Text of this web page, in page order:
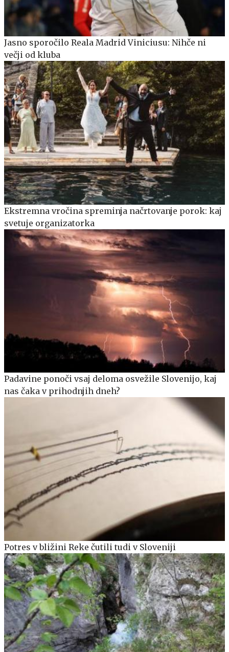
Jasno sporočilo Reala Madrid Viniciusu: Nihče ni
večji od kluba
Ekstremna vročina spreminja načrtovanje porok: kaj
svetuje organizatorka
Padavine ponoči vsaj deloma osvežile Slovenijo, kaj
nas čaka v prihodnjih dneh?
Potres v bližini Reke čutili tudi v Sloveniji